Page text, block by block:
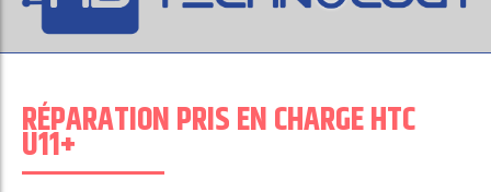
RÉPARATION PRIS EN CHARGE HTC
U11+